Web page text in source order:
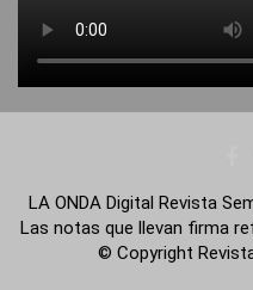
LA ONDA Digital Revista
Las notas que llevan firma
© Copyright